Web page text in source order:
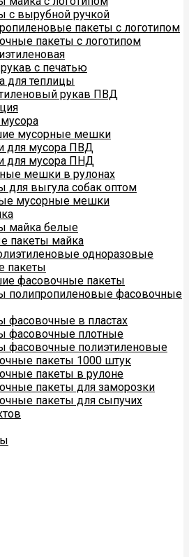
с вырубной ручкой
пакеты с логотипом
пакеты с логотипом
с печатью
для теплицы
рукав ПВД
мусорные мешки
для мусора ПВД
для мусора ПНД
мешки в рулонах
для выгула собак оптом
мусорные мешки
майка белые
пакеты майка
одноразовые
пакеты
фасовочные пакеты
полипропиленовые фасовочные
фасовочные в пластах
фасовочные плотные
фасовочные полиэтиленовые
пакеты 1000 штук
пакеты в рулоне
пакеты для заморозки
пакеты для сыпучих